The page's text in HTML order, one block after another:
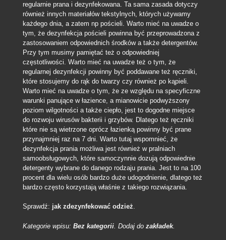
regularnie prana i dezynfekowana. Ta sama zasada dotyczy
również innych materiałów tekstylnych, których używamy
każdego dnia, a zatem np pościeli. Warto mieć na uwadze o
tym, że dezynfekcja pościeli powinna być przeprowadzona z
zastosowaniem odpowiednich środków a także detergentów.
Przy tym musimy pamiętać też o odpowiedniej
częstotliwości. Warto mieć na uwadze też o tym, że
regularnej dezynfekcji powinny być poddawane też ręczniki,
które stosujemy do rąk do twarzy czy również po kąpieli.
Warto mieć na uwadze o tym, że ze względu na specyficzne
warunki panujące w łazience, a mianowicie podwyższony
poziom wilgotności a także ciepło, jest to dogodne miejsce
do rozwoju wirusów bakterii i grzybów. Dlatego też ręczniki
które nie są wietrzone oprócz łazienką powinny być prane
przynajmniej raz na 7 dni. Warto tutaj wspomnieć, że
dezynfekcja prania możliwa jest również w pralniach
samoobsługowych, które samoczynnie dozują odpowiednie
detergenty wybrane do danego rodzaju prania. Jest to na 100
procent dla wielu osób bardzo duże udogodnienie, dlatego też
bardzo często korzystają właśnie z takiego rozwiązania.
Sprawdź: jak zdezynfekować odzież.
Kategorie wpisu: Bez kategorii. Dodaj do zakładek.